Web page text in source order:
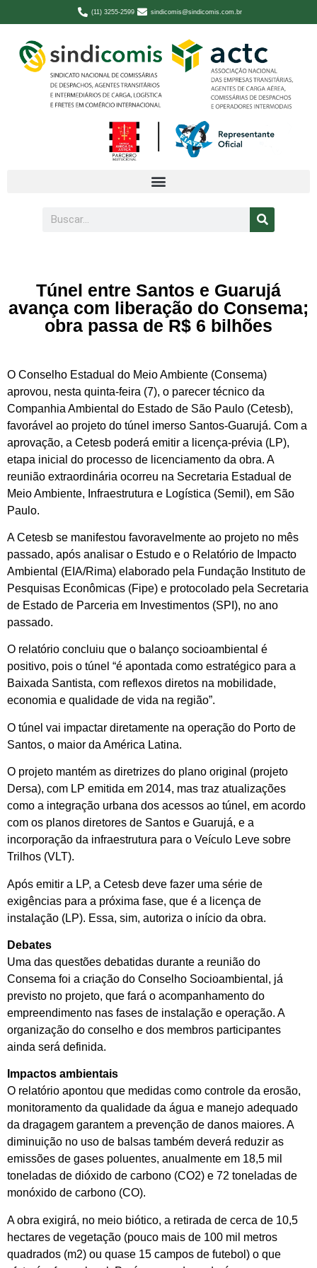
(11) 3255-2599 sindicomis@sindicomis.com.br
Túnel entre Santos e Guarujá
avança com liberação do Consema;
obra passa de R$ 6 bilhões
O Conselho Estadual do Meio Ambiente (Consema)
aprovou, nesta quinta-feira (7), o parecer técnico da
Companhia Ambiental do Estado de São Paulo (Cetesb),
favorável ao projeto do túnel imerso Santos-Guarujá. Com a
aprovação, a Cetesb poderá emitir a licença-prévia (LP),
etapa inicial do processo de licenciamento da obra. A
reunião extraordinária ocorreu na Secretaria Estadual de
Meio Ambiente, Infraestrutura e Logística (Semil), em São
Paulo.
A Cetesb se manifestou favoravelmente ao projeto no mês
passado, após analisar o Estudo e o Relatório de Impacto
Ambiental (EIA/Rima) elaborado pela Fundação Instituto de
Pesquisas Econômicas (Fipe) e protocolado pela Secretaria
de Estado de Parceria em Investimentos (SPI), no ano
passado.
O relatório concluiu que o balanço socioambiental é
positivo, pois o túnel “é apontada como estratégico para a
Baixada Santista, com reflexos diretos na mobilidade,
economia e qualidade de vida na região”.
O túnel vai impactar diretamente na operação do Porto de
Santos, o maior da América Latina.
O projeto mantém as diretrizes do plano original (projeto
Dersa), com LP emitida em 2014, mas traz atualizações
como a integração urbana dos acessos ao túnel, em acordo
com os planos diretores de Santos e Guarujá, e a
incorporação da infraestrutura para o Veículo Leve sobre
Trilhos (VLT).
Após emitir a LP, a Cetesb deve fazer uma série de
exigências para a próxima fase, que é a licença de
instalação (LP). Essa, sim, autoriza o início da obra.
Debates
Uma das questões debatidas durante a reunião do
Consema foi a criação do Conselho Socioambiental, já
previsto no projeto, que fará o acompanhamento do
empreendimento nas fases de instalação e operação. A
organização do conselho e dos membros participantes
ainda será definida.
Impactos ambientais
O relatório apontou que medidas como controle da erosão,
monitoramento da qualidade da água e manejo adequado
da dragagem garantem a prevenção de danos maiores. A
diminuição no uso de balsas também deverá reduzir as
emissões de gases poluentes, anualmente em 18,5 mil
toneladas de dióxido de carbono (CO2) e 72 toneladas de
monóxido de carbono (CO).
A obra exigirá, no meio biótico, a retirada de cerca de 10,5
hectares de vegetação (pouco mais de 100 mil metros
quadrados (m2) ou quase 15 campos de futebol) o que